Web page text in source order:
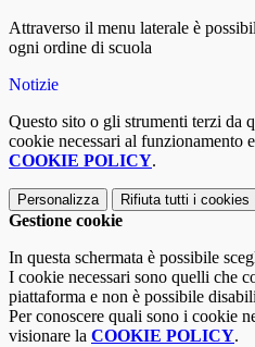
Attraverso il menu laterale è
ogni ordine di scuola
Notizie
Questo sito o gli strumenti terzi da
cookie necessari al funzionamento
COOKIE POLICY.
Personalizza Rifiuta tutti i cookies
Gestione cookie
In questa schermata è possibile
I cookie necessari sono quelli che
piattaforma e non è possibile
Per conoscere quali sono i cookie
visionare la COOKIE POLICY.